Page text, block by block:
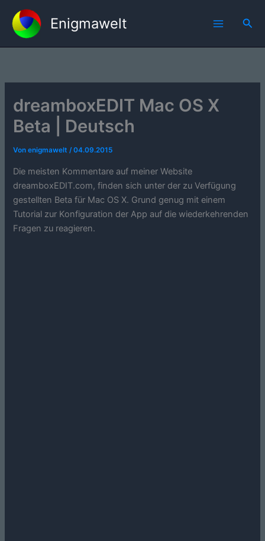
Inhalt
springen
Enigmawelt
dreamboxEDIT Mac OS X
Beta | Deutsch
Vonenigmawelt/04.09.2015
Die meisten Kommentare auf meiner Website
dreamboxEDIT.com, finden sich unter der zu Verfügung
gestellten Beta für Mac OS X. Grund genug mit einem
Tutorial zur Konfiguration der App auf die wiederkehrenden
Fragen zu reagieren.